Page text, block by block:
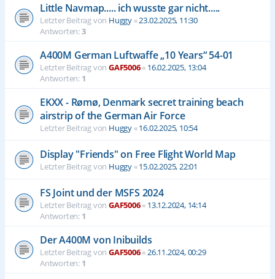
Little Navmap..... ich wusste gar nicht.....
Letzter Beitrag von Huggy«23.02.2025, 11:30
Antworten:3
A400M German Luftwaffe „10 Years“ 54-01
Letzter Beitrag von GAF5006« 16.02.2025, 13:04
Antworten: 1
EKXX - Rømø, Denmark secret training beach
airstrip of the German Air Force
Letzter Beitrag von Huggy«16.02.2025, 10:54
Display "Friends" on Free Flight World Map
Letzter Beitrag von Huggy«15.02.2025, 22:01
FS Joint und der MSFS 2024
Letzter Beitrag von GAF5006« 13.12.2024, 14:14
Antworten: 1
Der A400M von Inibuilds
Letzter Beitrag von GAF5006«26.11.2024, 00:29
Antworten: 1